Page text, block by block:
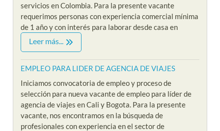
servicios en Colombia. Para la presente vacante
requerimos personas con experiencia comercial mínima
de 1 año y con interés para laborar desde casa en
Leer más...
EMPLEO PARA LIDER DE AGENCIA DE VIAJES
Iniciamos convocatoria de empleo y proceso de
selección para nueva vacante de empleo para líder de
agencia de viajes en Cali y Bogota. Para la presente
vacante, nos encontramos en la búsqueda de
profesionales con experiencia en el sector de